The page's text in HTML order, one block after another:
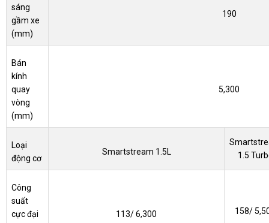
sáng
gầm xe
(mm)
190
Bán
kính
quay
vòng
(mm)
5,300
Loại
động cơ
Smartstream 1.5L
1.5
Công
suất
cực đại
113/ 6,300 158/